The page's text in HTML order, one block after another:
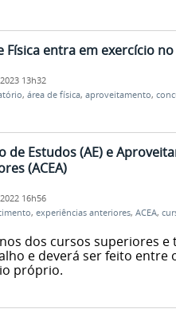
entra em exercício
13h32
, área de física, aproveitamento,
Estudos (AE) e
(ACEA)
16h56
, experiências anteriores, ACEA,
dos cursos superiores e
e deverá ser feito entre
próprio.